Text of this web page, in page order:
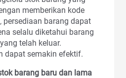
memberikan kode
persediaan barang dapat
selalu diketahui barang
telah keluar.
dapat semakin efektif.
barang baru dan lama